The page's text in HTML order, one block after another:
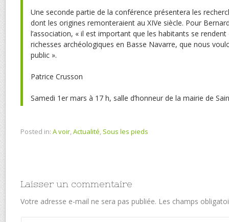
Une seconde partie de la conférence présentera les
dont les origines remonteraient au XIVe siècle. Pour
l’association, « il est important que les habitants se rendent
richesses archéologiques en Basse Navarre, que nous
public ».
Patrice Crusson
Samedi 1er mars à 17 h, salle d’honneur de la mairie de
Posted in: A voir,Actualité, Sous les pieds
Laisser un commentaire
Votre adresse e-mail ne sera pas publiée. Les champs